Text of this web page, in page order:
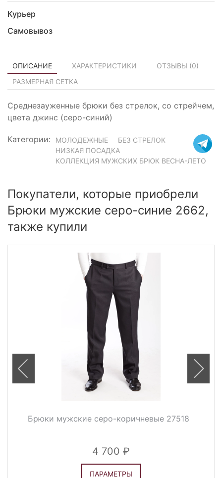
Курьер
Самовывоз
ОПИСАНИЕ ХАРАКТЕРИСТИКИ ОТЗЫВЫ (0)
РАЗМЕРНАЯ СЕТКА
Среднезауженные брюки без стрелок, со стрейчем,
цвета джинс (серо-синий)
Категории: МОЛОДЕЖНЫЕ
БЕЗ СТРЕЛОК
НИЗКАЯ ПОСАДКА
КОЛЛЕКЦИЯ МУЖСКИХ БРЮК ВЕСНА-ЛЕТО
Покупатели, которые приобрели
Брюки мужские серо-синие 2662,
также купили
Брюки мужские серо-коричневые 27518
4 700
ПАРАМЕТРЫ